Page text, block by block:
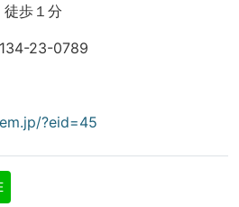
歩１分
23-0789
?eid=45